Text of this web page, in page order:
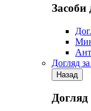
Засоби
Догляд
Назад
Догляд